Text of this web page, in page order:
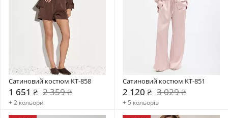
Сатиновий костюм KT-858
1 651 ₴ 2 359 ₴
+ 2 кольори
Сатиновий костюм KT-851
2 120 ₴ 3 029 ₴
+ 5 кольорів